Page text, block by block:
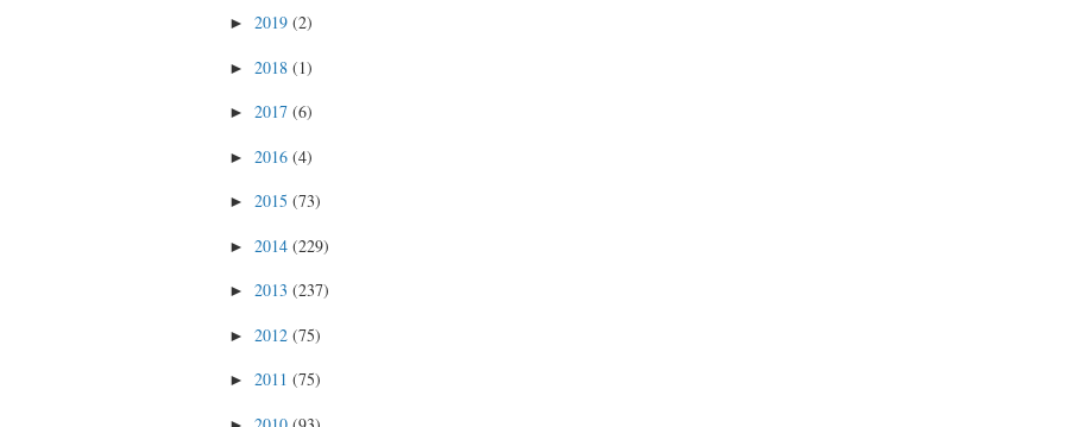
►2019(2)
►2018(1)
►2017(6)
►2016(4)
►2015(73)
►2014(229)
►2013(237)
►2012(75)
►2011(75)